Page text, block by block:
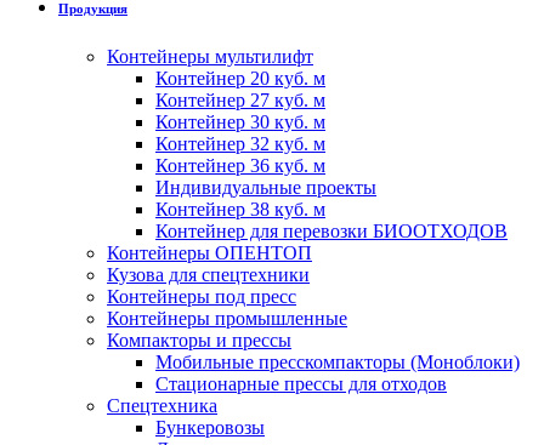
Продукция
Контейнеры мультилифт
Контейнер 20 куб. м
Контейнер 27 куб. м
Контейнер 30 куб. м
Контейнер 32 куб. м
Контейнер 36 куб. м
Индивидуальные проекты
Контейнер 38 куб. м
Контейнер для перевозки БИООТХОДОВ
Контейнеры ОПЕНТОП
Кузова для спецтехники
Контейнеры под пресс
Контейнеры промышленные
Компакторы и прессы
Мобильные пресскомпакторы (Моноблоки)
Стационарные прессы для отходов
Спецтехника
Бункеровозы